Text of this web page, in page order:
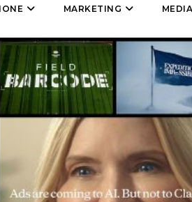
PRODOTTI
PUNTI VENDITA
CSR
STRATEGIE
MARKETING MEDIA